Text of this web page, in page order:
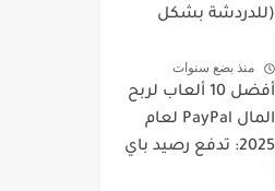
(للدردشة بشكل
منذ بضع سنوات
أفضل 10 ألعاب لربح
المال PayPal لعام
2025: تدفع رصيد باي